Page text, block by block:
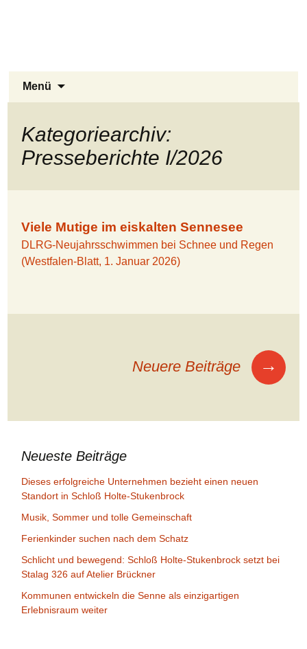
Menü
Kategoriearchiv:
Presseberichte I/2026
Viele Mutige im eiskalten Sennesee
DLRG-Neujahrsschwimmen bei Schnee und Regen
(Westfalen-Blatt, 1. Januar 2026)
Beitragsnavigation
Neuere Beiträge →
Neueste Beiträge
Dieses erfolgreiche Unternehmen bezieht einen neuen
Standort in Schloß Holte-Stukenbrock
Musik, Sommer und tolle Gemeinschaft
Ferienkinder suchen nach dem Schatz
Schlicht und bewegend: Schloß Holte-Stukenbrock setzt bei
Stalag 326 auf Atelier Brückner
Kommunen entwickeln die Senne als einzigartigen
Erlebnisraum weiter